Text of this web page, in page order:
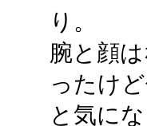
り。
腕と顔
ったけ
と気に